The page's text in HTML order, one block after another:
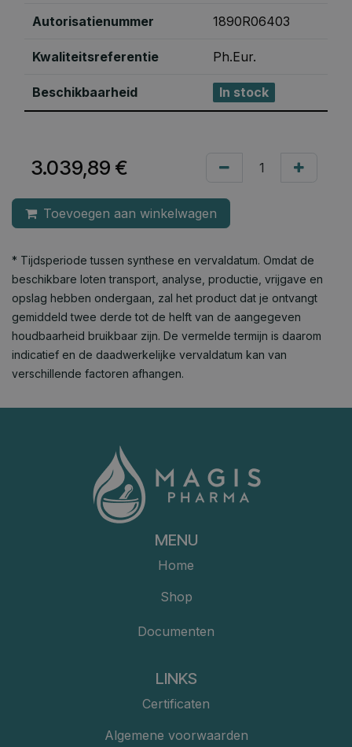
Autorisatienummer 1890R06403
Kwaliteitsreferentie Ph.Eur.
Beschikbaarheid In stock
3.039,89 €
Toevoegen aan winkelwagen
* Tijdsperiode tussen synthese en vervaldatum. Omdat de
beschikbare loten transport, analyse, productie, vrijgave en
opslag hebben ondergaan, zal het product dat je ontvangt
gemiddeld twee derde tot de helft van de aangegeven
houdbaarheid bruikbaar zijn. De vermelde termijn is daarom
indicatief en de daadwerkelijke vervaldatum kan van
verschillende factoren afhangen.
MENU
Home
Shop
Documenten
LINKS
Certificaten
Algemene voorwaarden